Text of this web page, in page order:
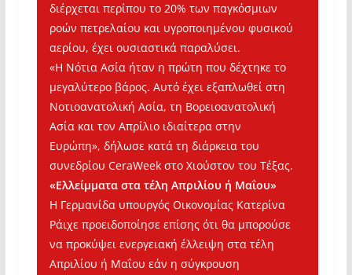
διέρχεται περίπου το 20% των παγκόσμιων
ροών πετρελαίου και υγροποιημένου φυσικού
αερίου, έχει ουσιαστικά παραλύσει.
«Η Νότια Ασία ήταν η πρώτη που δέχτηκε το
μεγαλύτερο βάρος. Αυτό έχει εξαπλωθεί στη
Νοτιοανατολική Ασία, τη Βορειοανατολική
Ασία και τον Απρίλιο ιδιαίτερα στην
Ευρώπη», δήλωσε κατά τη διάρκεια του
συνεδρίου CeraWeek στο Χιούστον του Τέξας.
«Ελλείμματα στα τέλη Απριλίου ή Μαΐου»
Η Γερμανίδα υπουργός Οικονομίας Κατερίνα
Ράιχε προειδοποίησε επίσης ότι θα μπορούσε
να προκύψει ενεργειακή έλλειψη στα τέλη
Απριλίου ή Μαΐου εάν η σύγκρουση